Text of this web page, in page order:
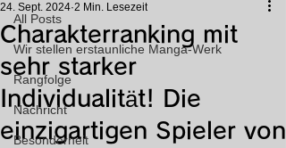
All Posts
Wir stellen erstaunliche Manga-Werk
Rangfolge
Nachricht
Besonderheit
Charakterranking mit
sehr starker
Individualität! Die
einzigartigen Spieler von
24. Sept. 2024 2 Min. Lesezeit